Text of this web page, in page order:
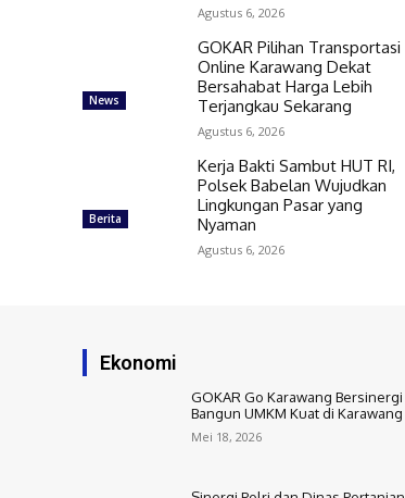
Agustus 6, 2026
News
GOKAR Pilihan Transportasi
Online Karawang Dekat
Bersahabat Harga Lebih
Terjangkau Sekarang
Agustus 6, 2026
Berita
Kerja Bakti Sambut HUT RI,
Polsek Babelan Wujudkan
Lingkungan Pasar yang
Nyaman
Agustus 6, 2026
Ekonomi
GOKAR Go Karawang Bersinergi
Bangun UMKM Kuat di Karawang
Mei 18, 2026